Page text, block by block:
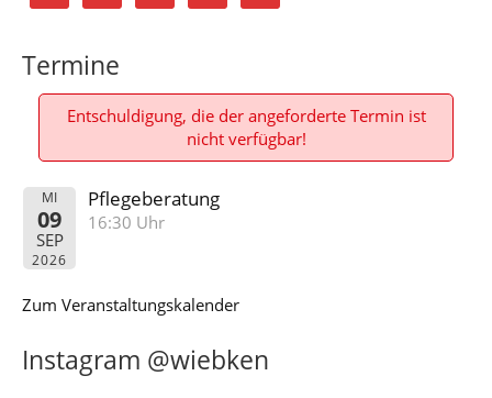
Termine
Entschuldigung, die der angeforderte Termin ist
nicht verfügbar!
MI
09
SEP
2026
Pflegeberatung
16:30 Uhr
Zum Veranstaltungskalender
Instagram @wiebken